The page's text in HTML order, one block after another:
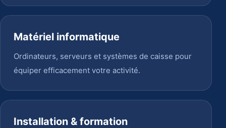
Matériel informatique
Ordinateurs, serveurs et systèmes de caisse pour
équiper efficacement votre activité.
Installation & formation